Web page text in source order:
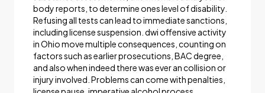
body reports, to determine ones level of disability.
Refusing all tests can lead to immediate sanctions,
including license suspension. dwi offensive activity
in Ohio move multiple consequences, counting on
factors such as earlier prosecutions, BAC degree,
and also when indeed there was ever an collision or
injury involved. Problems can come with penalties,